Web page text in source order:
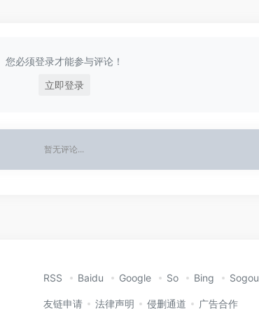
您必须登录才能参与评论！
立即登录
暂无评论...
RSS Baidu Google So Bing Sogou
友链申请 法律声明 侵删通道 广告合作